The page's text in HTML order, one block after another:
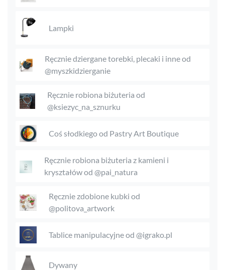
Lampki
Ręcznie dziergane torebki, plecaki i inne od
@myszkidzierganie
Ręcznie robiona biżuteria od
@ksiezyc_na_sznurku
Coś słodkiego od Pastry Art Boutique
Ręcznie robiona biżuteria z kamieni i
kryształów od @pai_natura
Ręcznie zdobione kubki od
@politova_artwork
Tablice manipulacyjne od @igrako.pl
Dywany